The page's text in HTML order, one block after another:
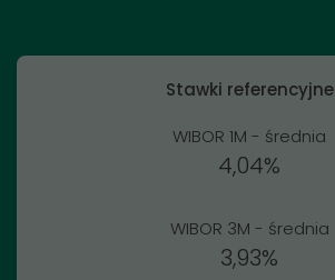
Stawki referencyjne
WIBOR 1M - średnia
4,04%
WIBOR 3M - średnia
3,93%